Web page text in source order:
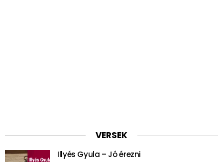
VERSEK
Illyés Gyula – Jó érezni